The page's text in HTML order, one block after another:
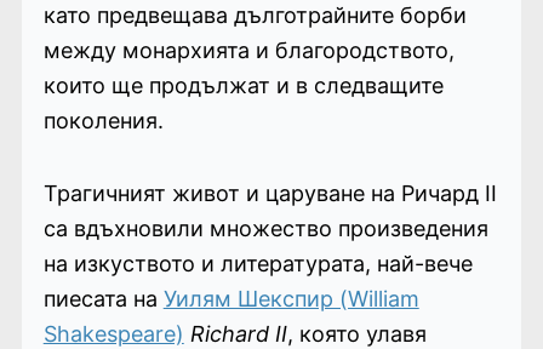
като предвещава дълготрайните борби
между монархията и благородството,
които ще продължат и в следващите
поколения.
Трагичният живот и царуване на Ричард II
са вдъхновили множество произведения
на изкуството и литературата, най-вече
пиесата на Уилям Шекспир (William
Shakespeare) Richard II, която улавя